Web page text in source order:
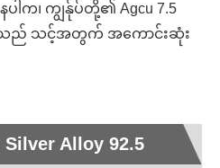
ါက၊ ကျွန်ုပ်တို့၏ Agcu 7.5
သည် သင့်အတွက် အကောင်းဆုံး
Alloy 92.5